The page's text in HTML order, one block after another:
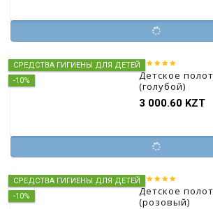
СРЕДСТВА ГИГИЕНЫ ДЛЯ ДЕТЕЙ
-10%
Детское
(голубой)
3 000.60 KZT
СРЕДСТВА ГИГИЕНЫ ДЛЯ ДЕТЕЙ
-10%
Детское
(розовый)